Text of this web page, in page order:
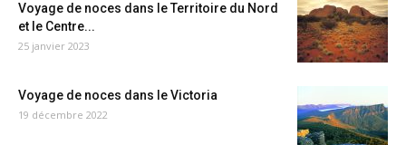
Voyage de noces dans le Territoire du Nord
et le Centre...
25 janvier 2023
Voyage de noces dans le Victoria
19 décembre 2022